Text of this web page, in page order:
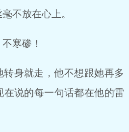
不放在心上。
寒碜！
转身就走，他不想跟她再多
在说的每一句话都在他的雷